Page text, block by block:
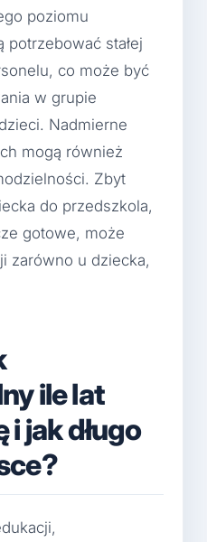
poziomu
potrzebować stałej
co może być
w grupie
Nadmierne
mogą również
Zbyt
do przedszkola,
gotowe, może
zarówno u dziecka,
ile lat
i jak długo